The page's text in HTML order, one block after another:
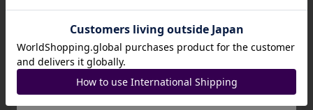
【PSA10】岩だら
けの高地 基本土地
265/0
【PSA10】茨森の
【PSA10】沼 基本
土地 276/0
招待コード
JA9XS8
コピーする